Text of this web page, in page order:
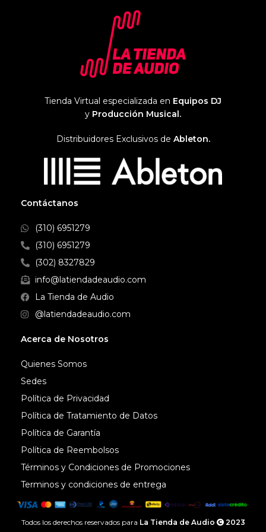
Tienda Virtual especializada en Equipos DJ
y Producción Musical.
Distribuidores Exclusivos de Ableton.
Contáctanos
(310) 6951279
(310) 6951279
(302) 8327829
info@latiendadeaudio.com
La Tienda de Audio
@latiendadeaudio.com
Acerca de Nosotros
Quienes Somos
Sedes
Política de Privacidad
Política de Tratamiento de Datos
Política de Garantía
Política de Reembolsos
Términos y Condiciones de Promociones
Terminos y condiciones de entrega
Todos los derechos reservados para La Tienda de Audio 2023